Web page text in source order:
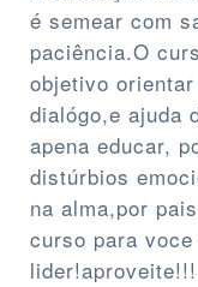
é semear com
paciência.O
objetivo
dialógo,e ajuda
apena educar,
distúrbios
na alma,por
curso para
lider!aproveite!!!